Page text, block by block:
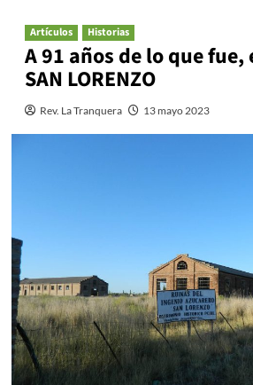
Artículos Historias
A 91 años de lo que fue,
SAN LORENZO
Rev. La Tranquera 13 mayo 2023